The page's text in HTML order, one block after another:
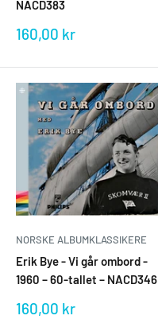
NACD383
Salgspris
160,00 kr
NORSKE ALBUMKLASSIKERE
Erik Bye - Vi går ombord -
1960 – 60-tallet – NACD346
Salgspris
160,00 kr